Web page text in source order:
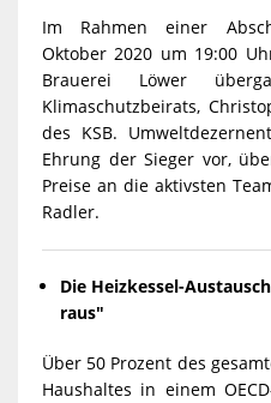
Im Rahmen einer
Oktober 2020 um 19:00
Brauerei Löwer
Klimaschutzbeirats,
des KSB.
Ehrung der Sieger vor,
Preise an die aktivsten
Radler.
Die Heizkessel-
raus"
Über 50 Prozent des
Haushaltes in einem